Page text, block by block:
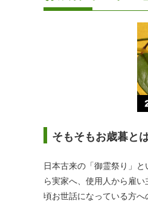
そもそもお歳暮と
日本古来の「御霊祭り」
ら実家へ、使用人から雇
頃お世話になっている方へ